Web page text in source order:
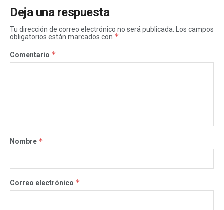
Deja una respuesta
Tu dirección de correo electrónico no será publicada. Los campos
obligatorios están marcados con *
Comentario *
Nombre *
Correo electrónico *